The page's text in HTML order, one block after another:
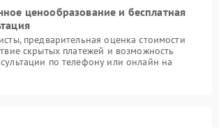
ценообразование и бесплатная
предварительная оценка стоимости
скрытых платежей и возможность
по телефону или онлайн на